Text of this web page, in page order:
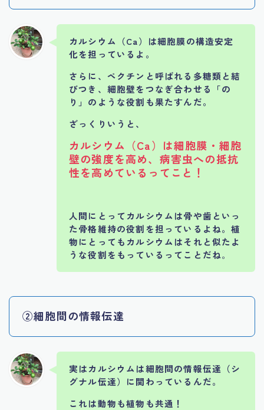
カルシウム（Ca）は細胞膜の構造安定
化を担っているよ。
さらに、ペクチンと呼ばれる多糖類と結
びつき、細胞壁をつなぎ合わせる「の
り」のような役割も果たすんだ。
ざっくりいうと、
カルシウム（Ca）は細胞膜・細胞
壁の強度を高め、病害虫への抵抗
性を高めているってこと！
人間にとってカルシウムは骨や歯といっ
た骨格維持の役割を担っているよね。植
物にとってもカルシウムはそれと似たよ
うな役割をもっているってことだね。
②細胞間の情報伝達
実はカルシウムは細胞間の情報伝達（シ
グナル伝達）に関わっているんだ。
これは動物も植物も共通！